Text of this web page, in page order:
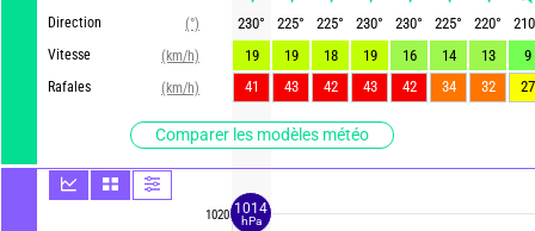
Direction
(°)
Vitesse
(km/h)
Rafales
(km/h)
Comparer les modèles météo
1020
230° 225° 225° 230° 230° 225° 220°
210
19
19 18 19 16 14 13
9
41
43 42 43 42 34 32 27
1014
hPa